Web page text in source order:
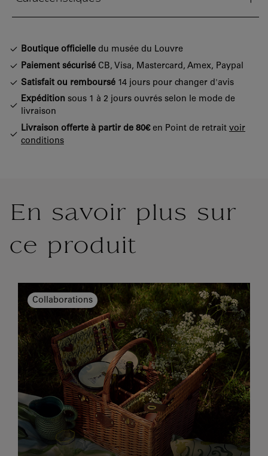
Boutique officielle du musée du Louvre
Paiement sécurisé CB, Visa, Mastercard, Amex, Paypal
Satisfait ou remboursé 14 jours pour changer d'avis
Expédition sous 1 à 2 jours ouvrés selon le mode de
livraison
Livraison offerte à partir de 80€en Point de retrait voir
conditions
En savoir plus sur
ce produit
Collaborations